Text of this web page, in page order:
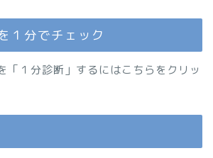
１分でチェック
「１分診断」するにはこちらをクリッ